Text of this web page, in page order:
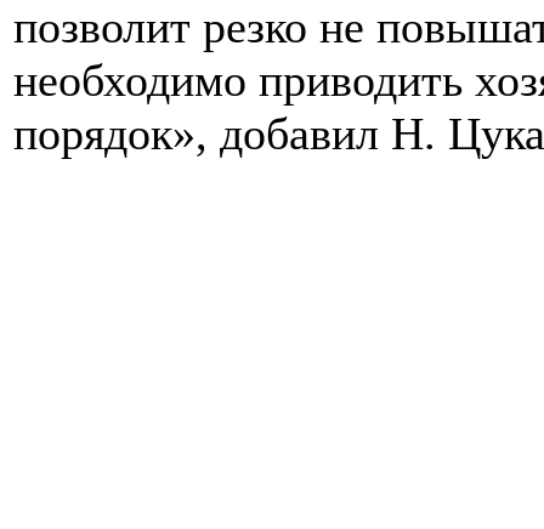
позволит резко не
необходимо приводить
порядок», добавил Н.